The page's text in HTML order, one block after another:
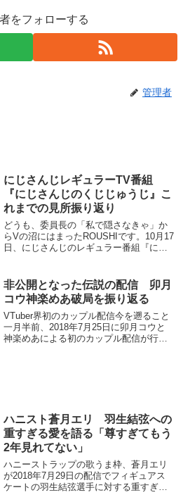
をフォローする
管理者
にじさんじレギュラーTV番組
『にじさんじのくじじゅうじ』こ
れまでの見所振り返り
どうも、委員長の「私で隠さなきゃ」か
らVの沼にはまったROUSHIです。10月17
日、にじさんじのレギュラー番組『にじ
す。この番組は『バーチャル空間（バー
チャルキャスト...
非公開となった伝説の配信 卯月
コウ神楽めあ破局を振り返る
VTuber界初のカップル配信今を遡ること
一月半前、2018年7月25日に卯月コウと
神楽めあによる初のカップル配信が行わ
ハニスト蒼月エリ 羽生結弦への
重すぎる愛を語る「尊すぎてもう
2年見れてない」
ハニーストラップの歌うま枠、蒼月エリ
が2018年7月29日の配信でフィギュアス
ケートの羽生結弦選手に対する重すぎる